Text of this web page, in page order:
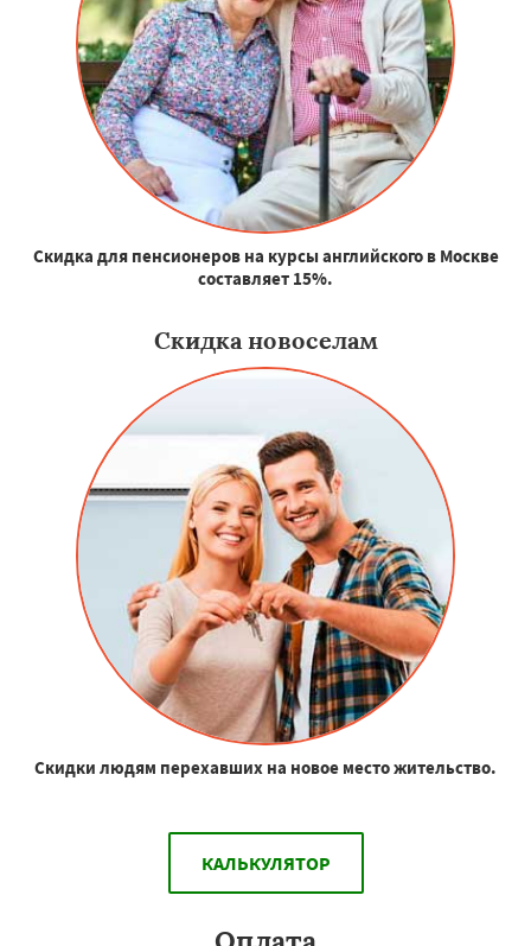
Скидка для пенсионеров на курсы английского в Москве
составляет 15%.
Скидка новоселам
Скидки людям перехавших на новое место жительство.
КАЛЬКУЛЯТОР